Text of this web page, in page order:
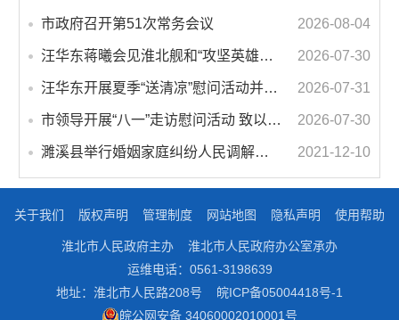
市政府召开第51次常务会议 2026-08-04
汪华东蒋曦会见淮北舰和“攻坚英雄连”官兵代表 2026-07-30
汪华东开展夏季“送清凉”慰问活动并调研专门教育工作 落实落细防暑降温措施 用心用情关爱一线职工 2026-07-31
市领导开展“八一”走访慰问活动 致以节日问候 畅叙鱼水深情 2026-07-30
濉溪县举行婚姻家庭纠纷人民调解委员会暨调解志愿者服务团成立仪式 2021-12-10
关于我们 版权声明 管理制度 网站地图 隐私声明 使用帮助
淮北市人民政府主办
淮北市人民政府办公室承办
运维电话：0561-3198639
地址：淮北市人民路208号
皖ICP备05004418号-1
皖公网安备 34060002010001号